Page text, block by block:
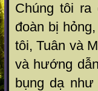
Chúng tôi
đoàn bị
tôi, Tuân và
và hướng
bụng dạ